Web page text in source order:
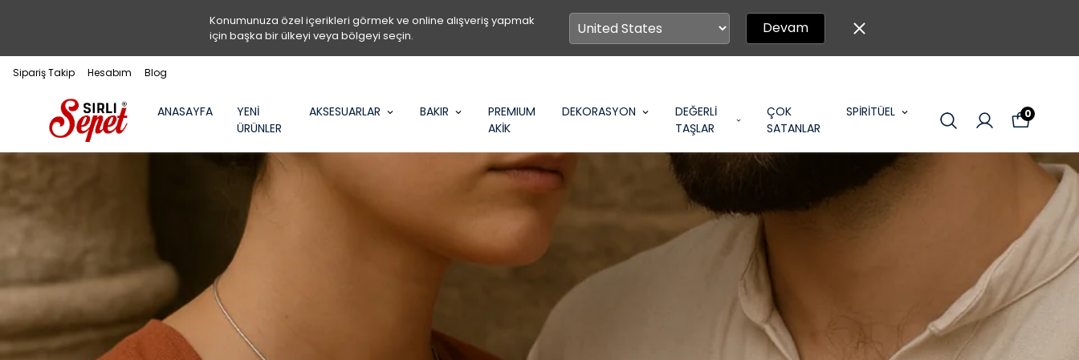
Konumunuza özel içerikleri görmek ve online alışveriş yapmak
için başka bir ülkeyi veya bölgeyi seçin.
Devam
Sipariş Takip Hesabım Blog
ANASAYFA
YENİ
ÜRÜNLER
AKSESUARLAR BAKIR
PREMIUM
AKİK
DEKORASYON
DEĞERLİ
TAŞLAR
ÇOK
SATANLAR
SPİRİTÜEL 0